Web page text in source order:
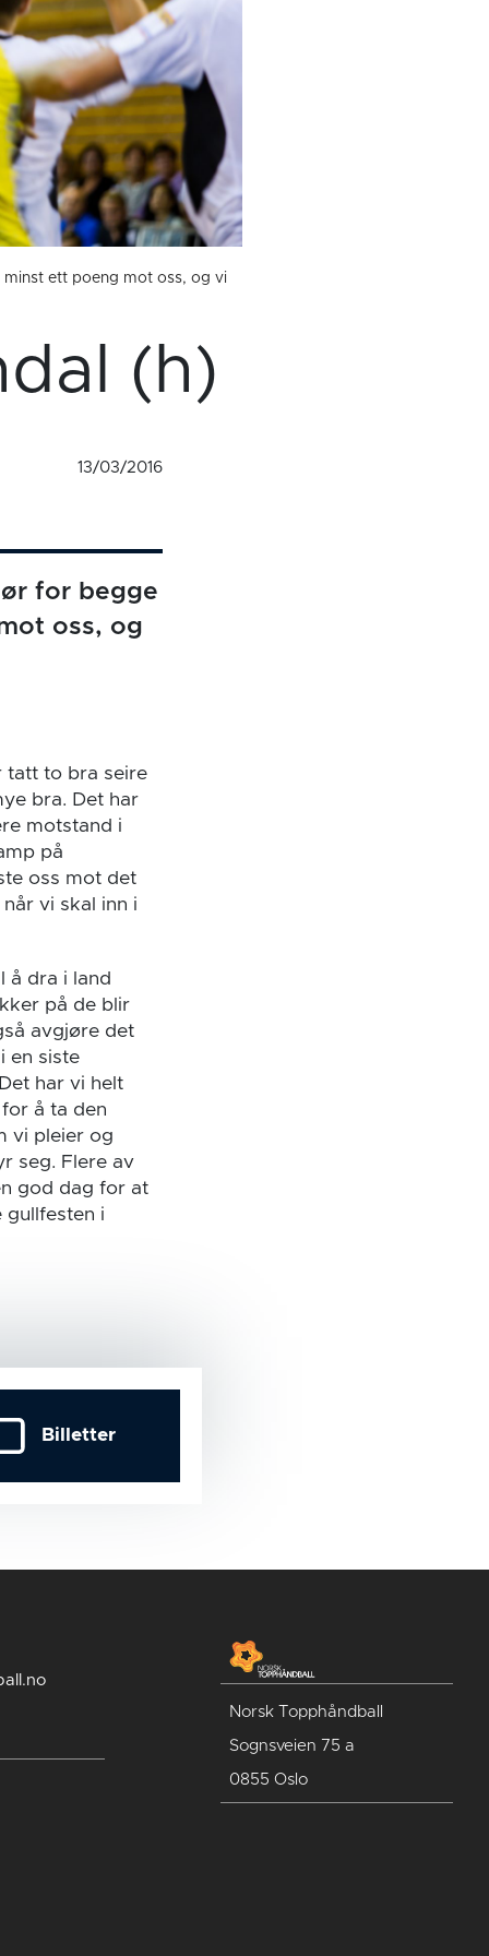
ett poeng mot oss, og vi
(h)
13/03/2016
for begge
oss, og
tatt to bra seire
bra. Det har
motstand i
på
oss mot det
vi skal inn i
å dra i land
på de blir
avgjøre det
en siste
har vi helt
å ta den
vi pleier og
seg. Flere av
god dag for at
gullfesten i
Billetter
Norsk Topphåndball
Sognsveien 75 a
0855 Oslo